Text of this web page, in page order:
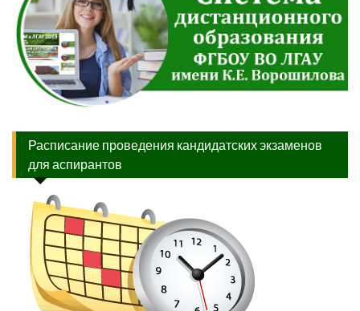
Расписание проведения кандидатских экзаменов
для аспирантов